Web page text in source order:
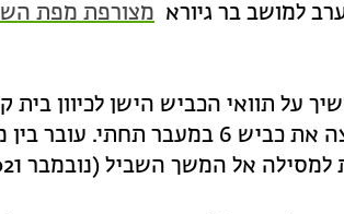
למושב בר גיורא מצורפת מפת
על תוואי הכביש הישן לכיוון בית
מזרחה בערוץ נחל שקמה אל תל מלחה), חוצה את כביש 6
אל המשך השביל (נובמבר 2021).